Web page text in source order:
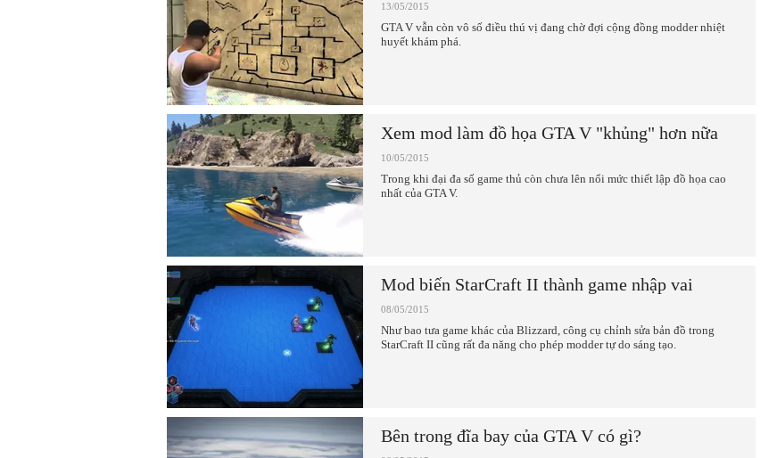
13/05/2015
GTA V vẫn còn vô số điều thú vị đang chờ đợi cộng đồng modder nhiệt
huyết khám phá.
Xem mod làm đồ họa GTA V "khủng" hơn nữa
10/05/2015
Trong khi đại đa số game thủ còn chưa lên nổi mức thiết lập đồ họa cao
nhất của GTA V.
Mod biến StarCraft II thành game nhập vai
08/05/2015
Như bao tưa game khác của Blizzard, công cụ chỉnh sửa bản đồ trong
StarCraft II cũng rất đa năng cho phép modder tự do sáng tạo.
Bên trong đĩa bay của GTA V có gì?